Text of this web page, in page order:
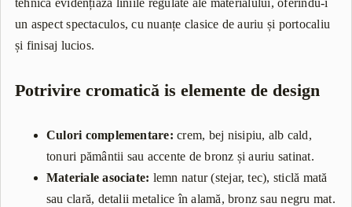
un aspect spectaculos, cu nuanțe clasice de auriu și portocaliu
și finisaj lucios.
Potrivire cromatică is elemente de design
Culori complementare: crem, bej nisipiu, alb cald,
tonuri pământii sau accente de bronz și auriu satinat.
Materiale asociate: lemn natur (stejar, tec), sticlă mată
sau clară, detalii metalice în alamă, bronz sau negru mat.